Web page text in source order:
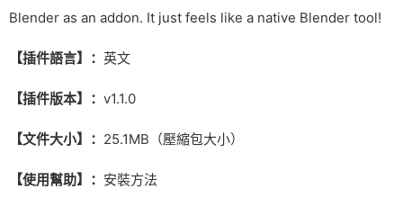
Blender as an addon. It just feels like a native Blender tool!
【插件語言】： 英文
【插件版本】： v1.1.0
【文件大小】： 25.1MB（壓縮包大小）
【使用幫助】： 安裝方法